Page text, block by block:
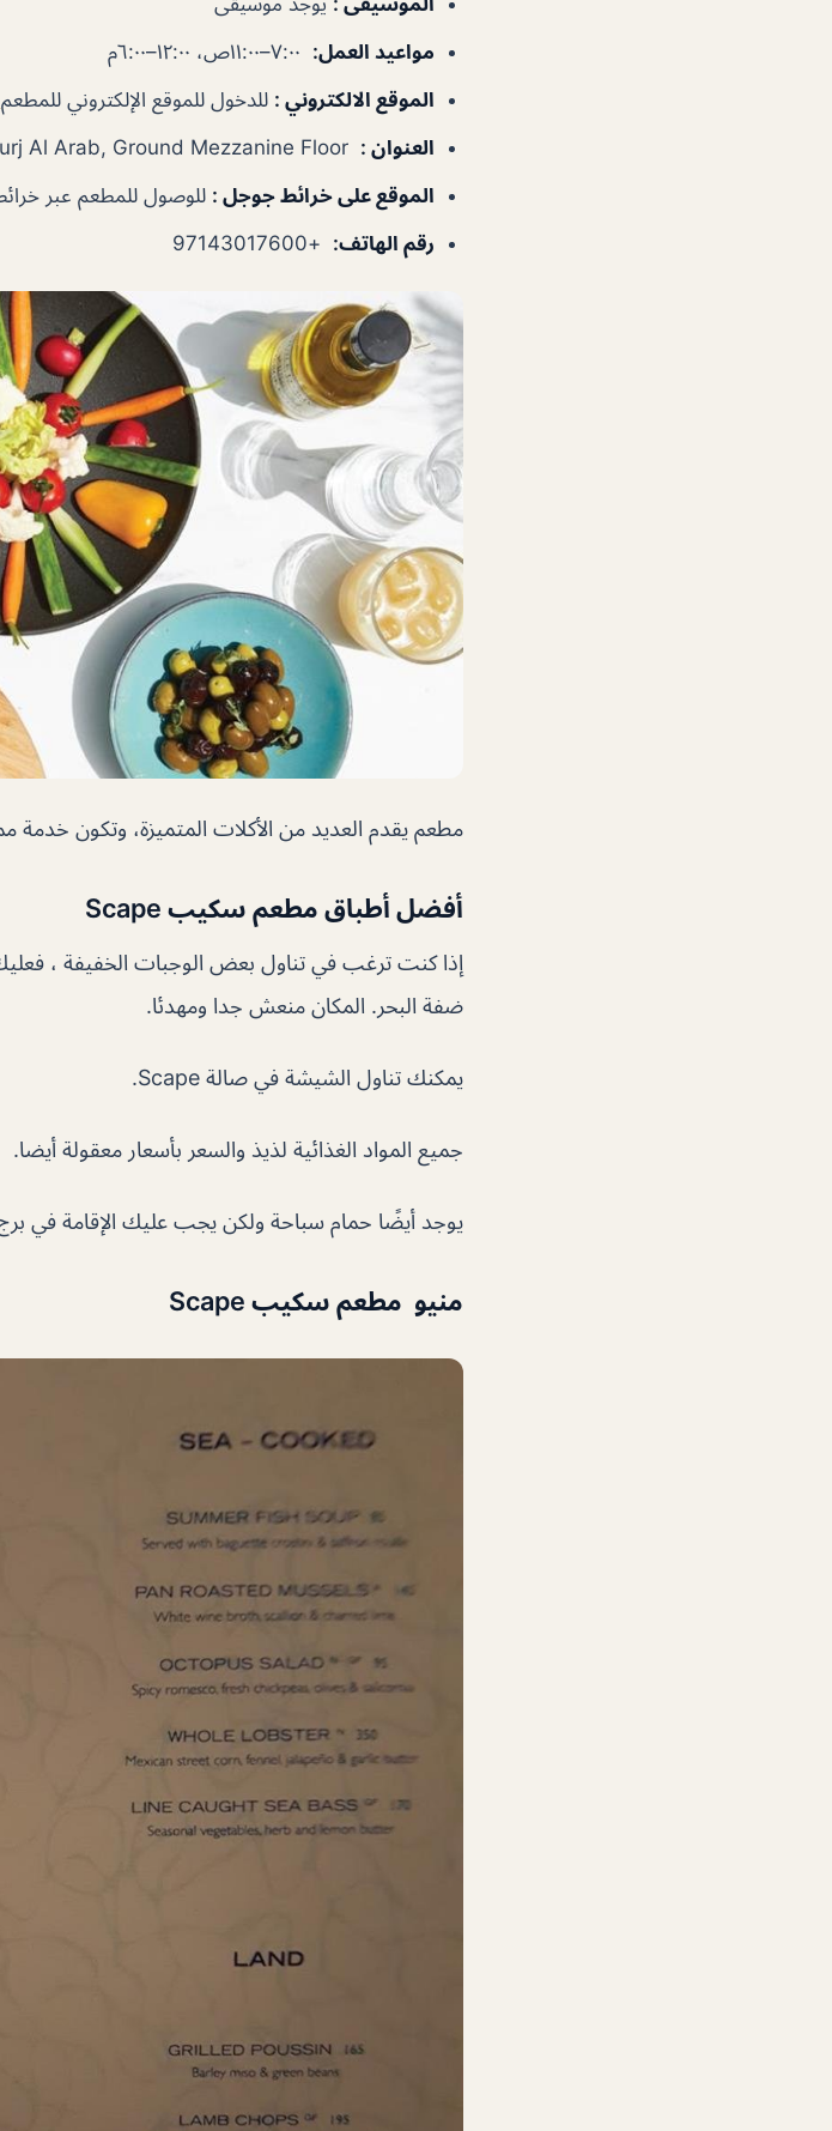
مواعيد العمل:
الموقع الالكتروني : للدخول للموقع الإلكتروني للمطعم
العنوان :
الموقع على خرائط جوجل : للوصول للمطعم عبر
رقم الهاتف:
+97143017600
مطعم يقدم العديد من الأكلات المتميزة، وتكون
أفضل أطباق مطعم سكيب Scape
إذا كنت ترغب في تناول بعض الوجبات الخفيفة ،
ضفة البحر. المكان منعش جدا ومهدئا.
يمكنك تناول الشيشة في صالة Scape.
جميع المواد الغذائية لذيذ والسعر بأسعار معقولة أيضا.
يوجد أيضًا حمام سباحة ولكن يجب عليك الإقامة في
منيو مطعم سكيب Scape